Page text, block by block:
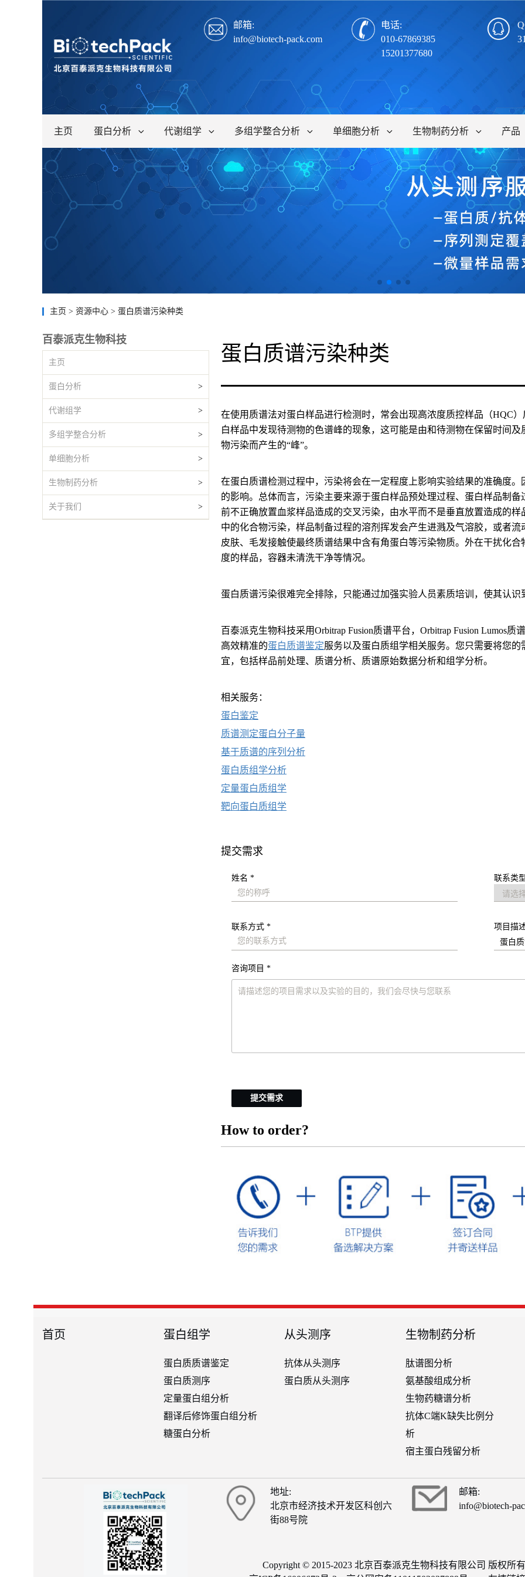
邮箱:
info@biotech-pack.com
电话:
010-67869385
15201377680
主页 蛋白分析 代谢组学 多组学整合分析 单细胞分析 生物制药分析 产品
主页 > 资源中心 > 蛋白质谱污染种类
百泰派克生物科技
主页
蛋白分析 >
代谢组学 >
多组学整合分析 >
单细胞分析 >
生物制药分析 >
关于我们 >
蛋白质谱污染种类
在使用质谱法对蛋白样品进行检测时，常会出现高浓度质控样品（HQC
白样品中发现待测物的色谱峰的现象，这可能是由和待测物在保留时间
物污染而产生的“峰”。
在蛋白质谱检测过程中，污染将会在一定程度上影响实验结果的准确度
的影响。总体而言，污染主要来源于蛋白样品预处理过程、蛋白样品制
前不正确放置血浆样品造成的交叉污染，由水平而不是垂直放置造成的
中的化合物污染，样品制备过程的溶剂挥发会产生进溅及气溶胶，或者
皮肤、毛发接触使最终质谱结果中含有角蛋白等污染物质。外在干扰化
度的样品，容器未清洗干净等情况。
蛋白质谱污染很难完全排除，只能通过加强实验人员素质培训，使其认
百泰派克生物科技采用Orbitrap Fusion质谱平台，Orbitrap Fusion Lumos
高效精准的蛋白质谱鉴定服务以及蛋白质组学相关服务。您只需要将您
宜，包括样品前处理、质谱分析、质谱原始数据分析和组学分析。
相关服务：
蛋白鉴定
质谱测定蛋白分子量
基于质谱的序列分析
蛋白质组学分析
定量蛋白质组学
靶向蛋白质组学
提交需求
姓名 * 联系类
联系方式 * 项目描
咨询项目 *
提交需求
How to order?
首页 蛋白组学
蛋白质质谱鉴定
蛋白质测序
定量蛋白组分析
翻译后修饰蛋白组分析
糖蛋白分析
从头测序
抗体从头测序
蛋白质从头测序
生物制药分析
肽谱图分析
氨基酸组成分析
生物药糖谱分析
抗体C端K缺失比例分
析
宿主蛋白残留分析
地址:
北京市经济技术开发区科创六
街88号院
邮箱:
info@biotech-
Copyright © 2015-2023 北京百泰派克生物科技有限公司 版权所有